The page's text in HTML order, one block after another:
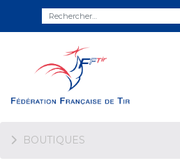
BOUTIQUES